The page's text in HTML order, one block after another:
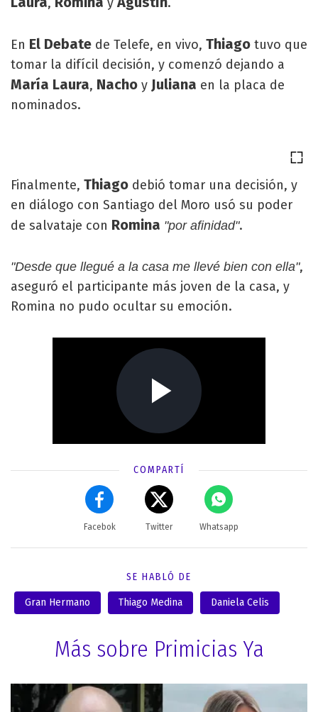
En El Debate de Telefe, en vivo, Thiago tuvo que
tomar la difícil decisión, y comenzó dejando a
María Laura, Nacho y Juliana en la placa de
nominados.
Finalmente, Thiago debió tomar una decisión, y
en diálogo con Santiago del Moro usó su poder
de salvataje con Romina "por afinidad".
"Desde que llegué a la casa me llevé bien con ella",
aseguró el participante más joven de la casa, y
Romina no pudo ocultar su emoción.
COMPARTÍ
Facebok Twitter Whatsapp
SE HABLÓ DE
Gran Hermano Thiago Medina Daniela Celis
Más sobre Primicias Ya